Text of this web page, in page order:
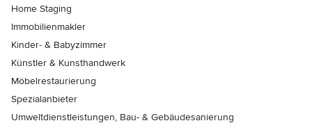
Home Staging
Immobilienmakler
Kinder- & Babyzimmer
Künstler & Kunsthandwerk
Möbelrestaurierung
Spezialanbieter
Umweltdienstleistungen, Bau- & Gebäudesanierung